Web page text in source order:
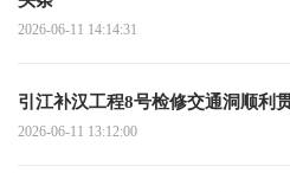
2026-06-11 14:14:31
引江补汉工程8号检修交通洞顺利
2026-06-11 13:12:00